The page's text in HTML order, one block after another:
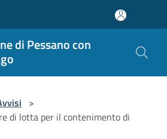
di Pessano con
>
di lotta per il contenimento di